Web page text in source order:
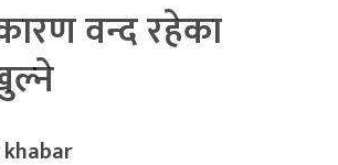
वन्द रहेका